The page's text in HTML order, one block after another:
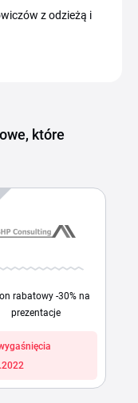
z odzieżą i
które
rabatowy -30% na
prezentacje